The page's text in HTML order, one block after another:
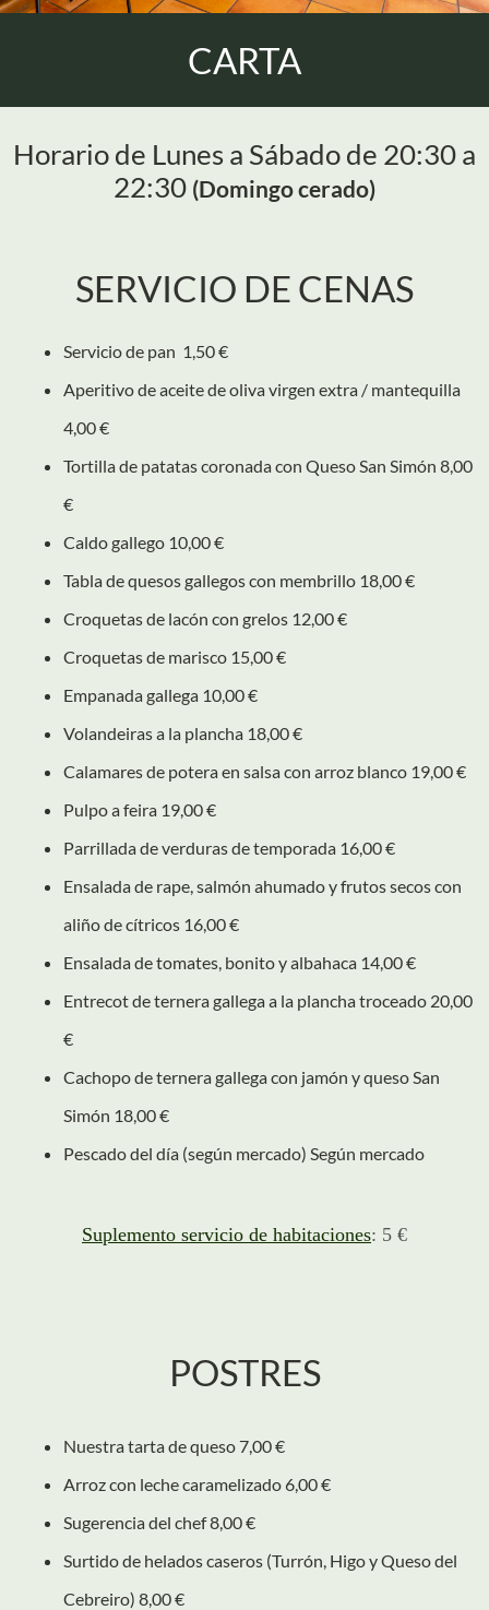
CARTA
Horario de Lunes a Sábado de 20:30 a
22:30 (Domingo cerado)
SERVICIO DE CENAS
Servicio de pan 1,50 €
Aperitivo de aceite de oliva virgen extra / mantequilla
4,00 €
Tortilla de patatas coronada con Queso San Simón 8,00
€
Caldo gallego 10,00 €
Tabla de quesos gallegos con membrillo 18,00 €
Croquetas de lacón con grelos 12,00 €
Croquetas de marisco 15,00 €
Empanada gallega 10,00 €
Volandeiras a la plancha 18,00 €
Calamares de potera en salsa con arroz blanco 19,00 €
Pulpo a feira 19,00 €
Parrillada de verduras de temporada 16,00 €
Ensalada de rape, salmón ahumado y frutos secos con
aliño de cítricos 16,00 €
Ensalada de tomates, bonito y albahaca 14,00 €
Entrecot de ternera gallega a la plancha troceado 20,00
€
Cachopo de ternera gallega con jamón y queso San
Simón 18,00 €
Pescado del día (según mercado) Según mercado
Suplemento servicio de habitaciones: 5 €
POSTRES
Nuestra tarta de queso 7,00 €
Arroz con leche caramelizado 6,00 €
Sugerencia del chef 8,00 €
Surtido de helados caseros (Turrón, Higo y Queso del
Cebreiro) 8,00 €